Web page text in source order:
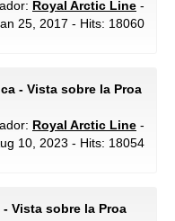
Royal Arctic Line -
25, 2017 - Hits: 18060
- Vista sobre la Proa
Royal Arctic Line -
10, 2023 - Hits: 18054
Vista sobre la Proa